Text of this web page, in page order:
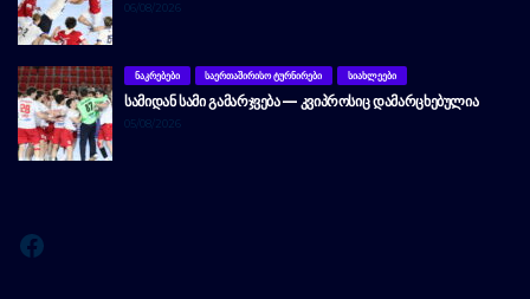
06/08/2026
ᲜᲐᲙᲠᲔᲑᲔᲑᲘ ᲡᲐᲔᲠᲗᲐᲨᲘᲠᲘᲡᲝ ᲢᲣᲠᲜᲘᲠᲔᲑᲘ ᲡᲘᲐᲮᲚᲔᲔᲑᲘ
ᲡᲐᲛᲘᲓᲐᲜ ᲡᲐᲛᲘ ᲒᲐᲛᲐᲠᲯᲕᲔᲑᲐ — ᲙᲕᲘᲞᲠᲝᲡᲘᲪ ᲓᲐᲛᲐᲠᲪᲮᲔᲑᲣᲚᲘᲐ
05/08/2026
Facebook